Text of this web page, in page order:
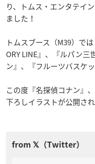
り、トムス・エンタテイ
ました！
トムスブース（M39）で
ORY LINE』、『ルパン
ン』、『フルーツバスケ
この度『名探偵コナン』
下ろしイラストが公開され